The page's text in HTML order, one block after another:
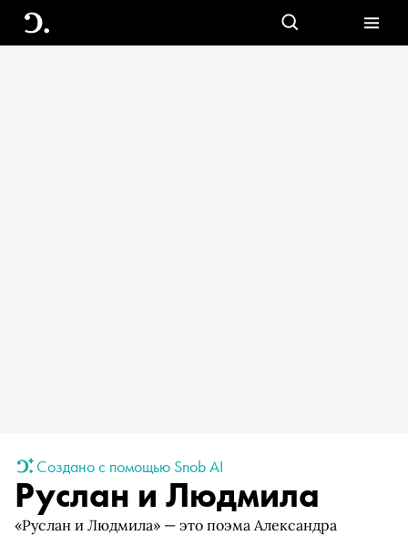
Создано с помощью Snob AI
Руслан и Людмила
«Руслан и Людмила» — это поэма Александра